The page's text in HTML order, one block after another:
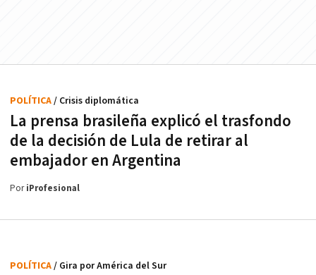
La prensa brasileña explicó el trasfondo
de la decisión de Lula de retirar al
embajador en Argentina
POLÍTICA/ Crisis diplomática
PoriProfesional
POLÍTICA/ Gira por América del Sur